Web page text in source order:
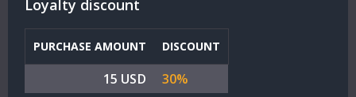
Loyalty discount
PURCHASE AMOUNT DISCOUNT
15 USD 30%